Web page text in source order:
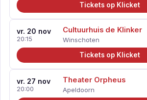
Tickets op Klicket
vr. 20 nov
20:15
Cultuurhuis de Klinker
Winschoten
Tickets op Klicket
vr. 27 nov
20:00
Theater Orpheus
Apeldoorn